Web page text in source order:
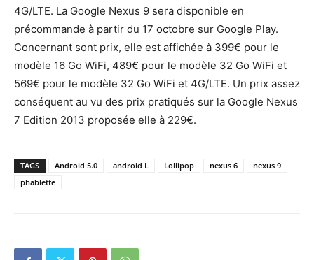
4G/LTE. La Google Nexus 9 sera disponible en
précommande à partir du 17 octobre sur Google Play.
Concernant sont prix, elle est affichée à 399€ pour le
modèle 16 Go WiFi, 489€ pour le modèle 32 Go WiFi et
569€ pour le modèle 32 Go WiFi et 4G/LTE. Un prix assez
conséquent au vu des prix pratiqués sur la Google Nexus
7 Edition 2013 proposée elle à 229€.
TAGS Android 5.0 android L Lollipop nexus 6
nexus 9
phablette